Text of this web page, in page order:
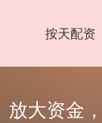
按天配资
放大资金